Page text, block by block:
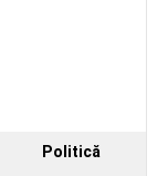
Politică